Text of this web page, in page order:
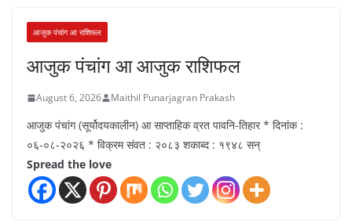
आजुक पंचांग आ राशिफल
आजुक पंचांग आ आजुक राशिफल
August 6, 2026 Maithil Punarjagran Prakash
आजुक पंचांग (सूर्योदयकालीन) आ साप्ताहिक व्रत पावनि-तिहार * दिनांक :
०६-०८-२०२६ * विक्रम संवत : २०८३ शकाब्द : १९४८ सन्
Spread the love